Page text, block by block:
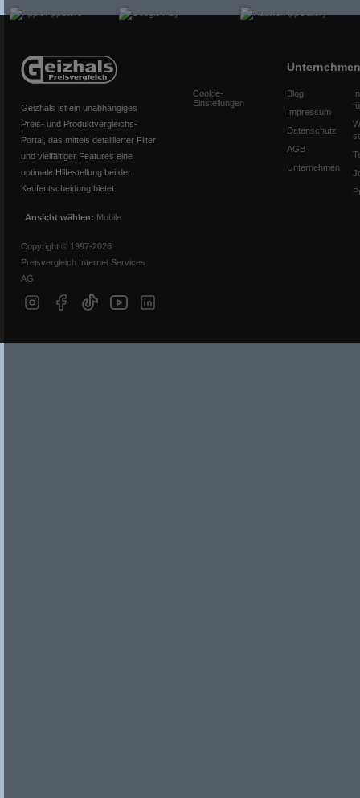
Geizhals ist ein unabhängiges
Preis- und Produktvergleichs-
Portal, das mittels detaillierter Filter
und vielfältiger Features eine
optimale Hilfestellung bei der
Kaufentscheidung bietet.
Ansicht wählen: Mobile
Copyright © 1997-2026
Preisvergleich Internet Services
AG
Cookie-
Einstellungen
Unternehmen
Blog
Impressum
Datenschutz
AGB
Unternehmen